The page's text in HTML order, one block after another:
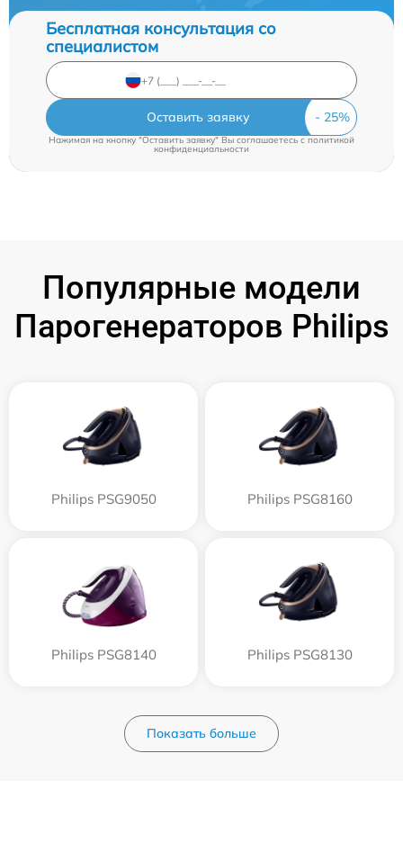
Бесплатная консультация со
специалистом
Оставить заявку
Нажимая на кнопку "Оставить заявку" Вы соглашаетесь c политикой
конфиденциальности
Популярные модели
Парогенераторов Philips
Philips PSG9050 Philips PSG8160
Philips PSG8140 Philips PSG8130
Показать больше